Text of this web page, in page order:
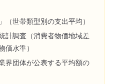
世帯類型別の支出平均）
計調査（消費者物価地域差
価水準）
界団体が公表する平均額の